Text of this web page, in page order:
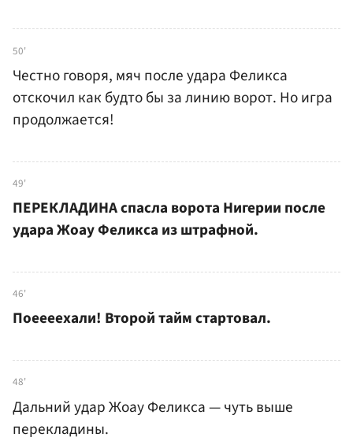
50'
Честно говоря, мяч после удара Феликса
отскочил как будто бы за линию ворот. Но игра
продолжается!
49'
ПЕРЕКЛАДИНА спасла ворота Нигерии после
удара Жоау Феликса из штрафной.
46'
Поеееехали! Второй тайм стартовал.
48'
Дальний удар Жоау Феликса — чуть выше
перекладины.